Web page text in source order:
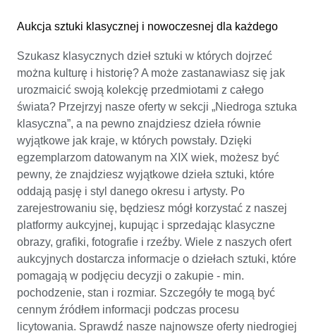
Aukcja sztuki klasycznej i nowoczesnej dla każdego
Szukasz klasycznych dzieł sztuki w których dojrzeć
można kulturę i historię? A może zastanawiasz się jak
urozmaicić swoją kolekcję przedmiotami z całego
świata? Przejrzyj nasze oferty w sekcji „Niedroga sztuka
klasyczna”, a na pewno znajdziesz dzieła równie
wyjątkowe jak kraje, w których powstały. Dzięki
egzemplarzom datowanym na XIX wiek, możesz być
pewny, że znajdziesz wyjątkowe dzieła sztuki, które
oddają pasję i styl danego okresu i artysty. Po
zarejestrowaniu się, będziesz mógł korzystać z naszej
platformy aukcyjnej, kupując i sprzedając klasyczne
obrazy, grafiki, fotografie i rzeźby. Wiele z naszych ofert
aukcyjnych dostarcza informacje o dziełach sztuki, które
pomagają w podjęciu decyzji o zakupie - min.
pochodzenie, stan i rozmiar. Szczegóły te mogą być
cennym źródłem informacji podczas procesu
licytowania. Sprawdź nasze najnowsze oferty niedrogiej